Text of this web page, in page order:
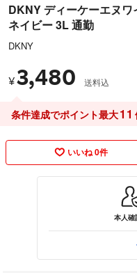
DKNY ディーケーエヌ
ネイビー 3L 通勤
DKNY
¥3,480 送料込
条件達成でポイント最大11
いいね 0件
本人確